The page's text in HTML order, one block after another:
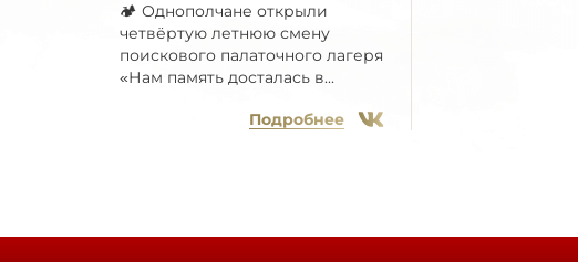
🏕 Однополчане открыли
четвёртую летнюю смену
поискового палаточного лагеря
«Нам память досталась в...
Подробнее